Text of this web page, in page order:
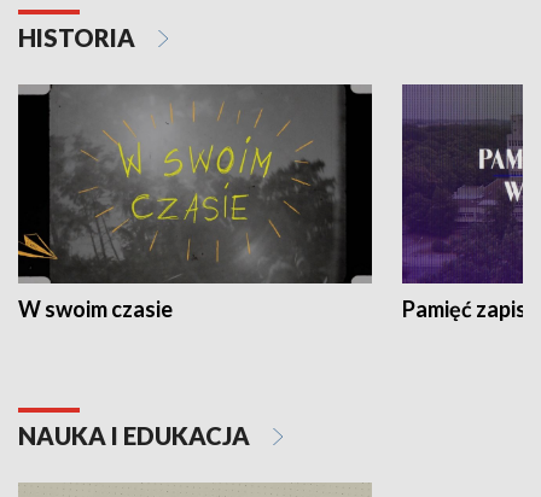
HISTORIA
W swoim czasie Pamięć
NAUKA I EDUKACJA